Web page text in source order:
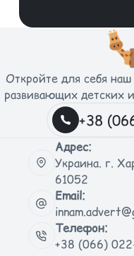
Откройте для себя
развивающих детских
+38
Адрес:
Украина. г.
61052
Email:
Телефон:
+38 (066)